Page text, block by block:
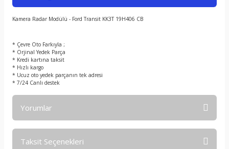
Kamera Radar Modülü - Ford Transit KK3T 19H406 CB
* Çevre Oto Farkıyla ;
* Orjinal Yedek Parça
* Kredi kartına taksit
* Hızlı kargo
* Ucuz oto yedek parçanın tek adresi
* 7/24 Canlı destek
Yorumlar
Taksit Seçenekleri